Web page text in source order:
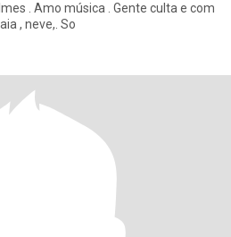
. Amo música . Gente culta e com
, neve,. So